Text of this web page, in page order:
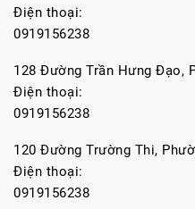
Điện thoại:
0919156238
128 Đường Trần Hưng Đạo,
Điện thoại:
0919156238
120 Đường Trường Thi,
Điện thoại:
0919156238